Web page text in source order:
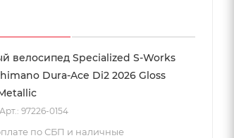
велосипед Specialized S-Works
Dura-Ace Di2 2026 Gloss
Арт.: 97226-0154
по СБП и наличные